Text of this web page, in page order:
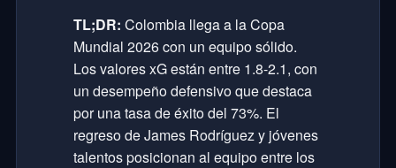
TL;DR: Colombia llega a la Copa
Mundial 2026 con un equipo sólido.
Los valores xG están entre 1.8-2.1, con
un desempeño defensivo que destaca
por una tasa de éxito del 73%. El
regreso de James Rodríguez y jóvenes
talentos posicionan al equipo entre los